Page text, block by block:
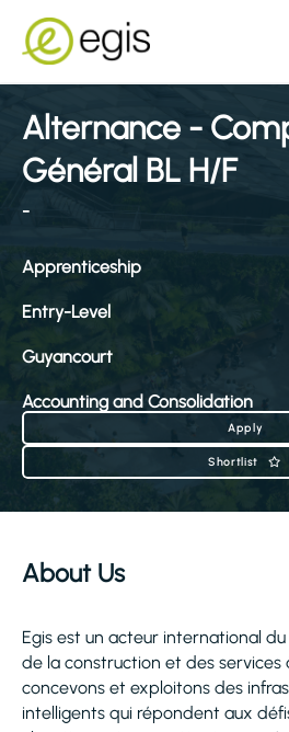
Alternance -
Général BL H/F
-
Apprenticeship
Entry-Level
Guyancourt
Accounting and Consolidation
Apply
Shortlist
About Us
Egis est un acteur international
de la construction et des services
concevons et exploitons des
intelligents qui répondent aux